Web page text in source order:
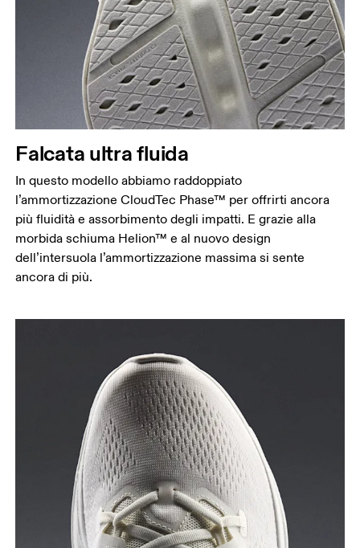
Falcata ultra fluida
In questo modello abbiamo raddoppiato
l’ammortizzazione CloudTec Phase™ per offrirti ancora
più fluidità e assorbimento degli impatti. E grazie alla
morbida schiuma Helion™ e al nuovo design
dell’intersuola l’ammortizzazione massima si sente
ancora di più.